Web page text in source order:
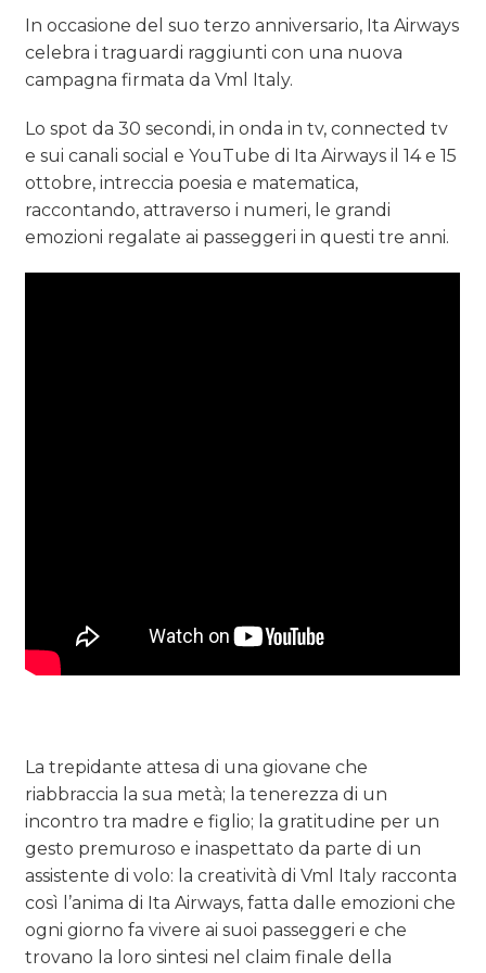
In occasione del suo terzo anniversario, Ita Airways
celebra i traguardi raggiunti con una nuova
campagna firmata da Vml Italy.
Lo spot da 30 secondi, in onda in tv, connected tv
e sui canali social e YouTube di Ita Airways il 14 e 15
ottobre, intreccia poesia e matematica,
raccontando, attraverso i numeri, le grandi
emozioni regalate ai passeggeri in questi tre anni.
La trepidante attesa di una giovane che
riabbraccia la sua metà; la tenerezza di un
incontro tra madre e figlio; la gratitudine per un
gesto premuroso e inaspettato da parte di un
assistente di volo: la creatività di Vml Italy racconta
così l’anima di Ita Airways, fatta dalle emozioni che
ogni giorno fa vivere ai suoi passeggeri e che
trovano la loro sintesi nel claim finale della